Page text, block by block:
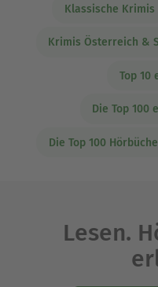
Klassische Krimis
Krimis Österreich &
Top 10
Die Top 100
Die Top 100
Lesen.